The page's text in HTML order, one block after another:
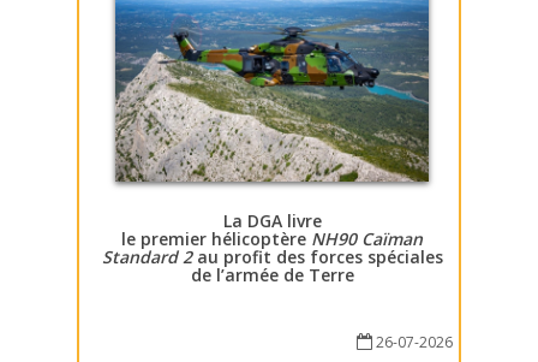
La DGA livre
le premier hélicoptère NH90 Caïman
Standard 2au profit des forces spéciales
de l’armée de Terre
26-07-2026